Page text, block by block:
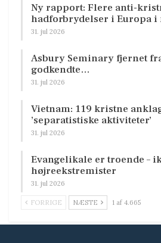
Ny rapport: Flere anti-
hadforbrydelser i Europa i
31. jul 2026
Asbury Seminary fjernet
godkendte…
31. jul 2026
Vietnam: 119 kristne
’separatistiske aktiviteter’
31. jul 2026
Evangelikale er troende –
højreekstremister
31. jul 2026
FORRIGE NÆSTE 1 af 4.665